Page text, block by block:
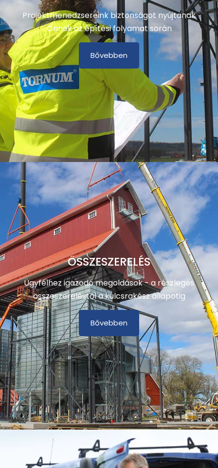
Projektmenedzsereink biztonságot nyújtanak
Önnek az építési folyamat során
Bővebben
ÖSSZESZERELÉS
Ügyfélhez igazodó megoldások - a részleges
összeszereléstől a kulcsrakész állapotig
Bővebben